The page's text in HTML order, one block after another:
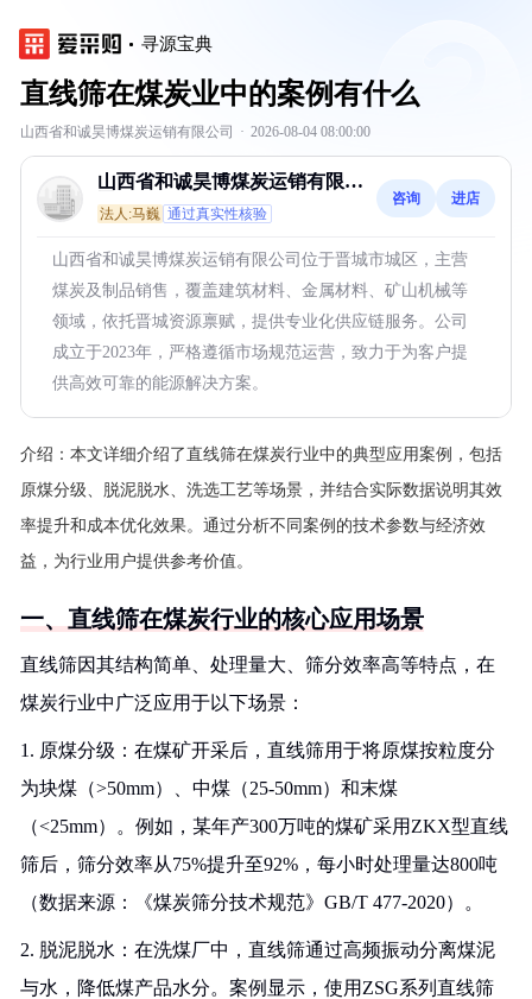
寻源宝典
直线筛在煤炭业中的案例有什么
山西省和诚昊博煤炭运销有限公司 · 2026-08-04 08:00:00
山西省和诚昊博煤炭运销有限公
司
法人:马巍 通过真实性核验
咨询 进店
山西省和诚昊博煤炭运销有限公司位于晋城市城区，主营
煤炭及制品销售，覆盖建筑材料、金属材料、矿山机械等
领域，依托晋城资源禀赋，提供专业化供应链服务。公司
成立于2023年，严格遵循市场规范运营，致力于为客户提
供高效可靠的能源解决方案。
介绍： 本文详细介绍了直线筛在煤炭行业中的典型应用案例，包括
原煤分级、脱泥脱水、洗选工艺等场景，并结合实际数据说明其效
率提升和成本优化效果。通过分析不同案例的技术参数与经济效
益，为行业用户提供参考价值。
一、直线筛在煤炭行业的核心应用场景
直线筛因其结构简单、处理量大、筛分效率高等特点，在
煤炭行业中广泛应用于以下场景：
1. 原煤分级：在煤矿开采后，直线筛用于将原煤按粒度分
为块煤（>50mm）、中煤（25-50mm）和末煤
（<25mm）。例如，某年产300万吨的煤矿采用ZKX型直线
筛后，筛分效率从75%提升至92%，每小时处理量达800吨
（数据来源：《煤炭筛分技术规范》GB/T 477-2020）。
2. 脱泥脱水：在洗煤厂中，直线筛通过高频振动分离煤泥
与水，降低煤产品水分。案例显示，使用ZSG系列直线筛